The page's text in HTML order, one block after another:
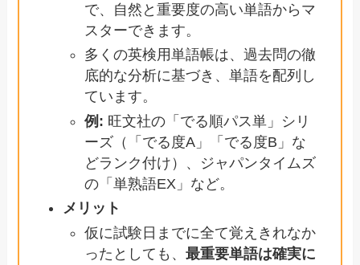
で、自然と重要度の高い単語からマ
スターできます。
多くの英検用単語帳は、過去問の徹
底的な分析に基づき、単語を配列し
ています。
例: 旺文社の「でる順パス単」シリ
ーズ（「でる度A」「でる度B」な
どランク付け）、ジャパンタイムズ
の「単熟語EX」など。
メリット
仮に試験日までに全て覚えきれなか
ったとしても、最重要単語は確実に